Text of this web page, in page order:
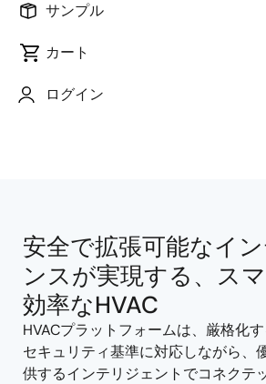
サンプル
カート
ログイン
ページセクションへ移動：
安全で拡張可能なイ
ンスが実現する、ス
効率なHVAC
HVACプラットフォームは、厳格化
セキュリティ基準に対応しながら、
供するインテリジェントでコネクテ